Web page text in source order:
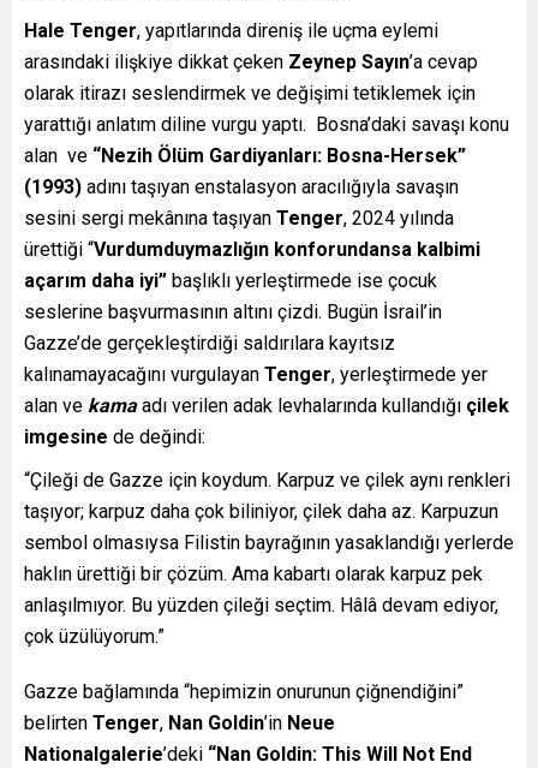
Hale Tenger, yapıtlarında direniş ile uçma eylemi
arasındaki ilişkiye dikkat çeken Zeynep Sayın’a cevap
olarak itirazı seslendirmek ve değişimi tetiklemek için
yarattığı anlatım diline vurgu yaptı. Bosna’daki savaşı konu
alan ve “Nezih Ölüm Gardiyanları: Bosna-Hersek”
(1993) adını taşıyan enstalasyon aracılığıyla savaşın
sesini sergi mekânına taşıyan Tenger, 2024 yılında
ürettiği “Vurdumduymazlığın konforundansa kalbimi
açarım daha iyi” başlıklı yerleştirmede ise çocuk
seslerine başvurmasının altını çizdi. Bugün İsrail’in
Gazze’de gerçekleştirdiği saldırılara kayıtsız
kalınamayacağını vurgulayan Tenger, yerleştirmede yer
alan ve kamaadı verilen adak levhalarında kullandığı çilek
imgesine de değindi:
“Çileği de Gazze için koydum. Karpuz ve çilek aynı renkleri
taşıyor; karpuz daha çok biliniyor, çilek daha az. Karpuzun
sembol olmasıysa Filistin bayrağının yasaklandığı yerlerde
haklın ürettiği bir çözüm. Ama kabartı olarak karpuz pek
anlaşılmıyor. Bu yüzden çileği seçtim. Hâlâ devam ediyor,
çok üzülüyorum.”
Gazze bağlamında “hepimizin onurunun çiğnendiğini”
belirten Tenger, Nan Goldin’in Neue
Nationalgalerie’deki “Nan Goldin: This Will Not End